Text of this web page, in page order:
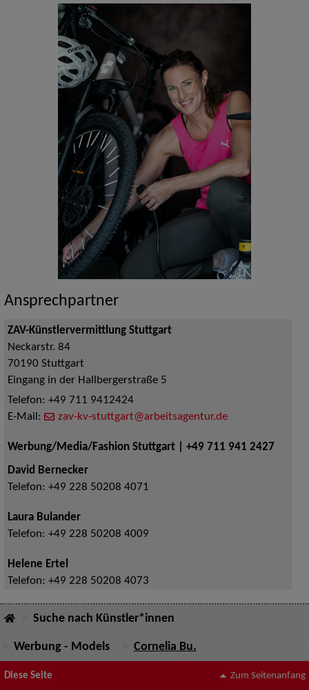
Ansprechpartner
ZAV-Künstlervermittlung Stuttgart
Neckarstr. 84
70190 Stuttgart
Eingang in der Hallbergerstraße 5
Telefon: +49 711 9412424
E-Mail:
zav-kv-stuttgart@arbeitsagentur.de
Werbung/Media/Fashion Stuttgart | +49 711 941 2427
David Bernecker
Telefon: +49 228 50208 4071
Laura Bulander
Telefon: +49 228 50208 4009
Helene Ertel
Telefon: +49 228 50208 4073
Suche nach Künstler*innen
Werbung - Models Cornelia Bu.
Diese Seite Zum Seitenanfang